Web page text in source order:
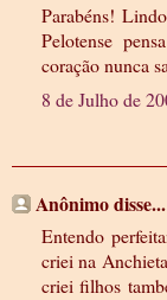
Parabéns!
Pelotense
coração nunca
8 de Julho de
Anônimo disse...
Entendo
criei na
criei filhos